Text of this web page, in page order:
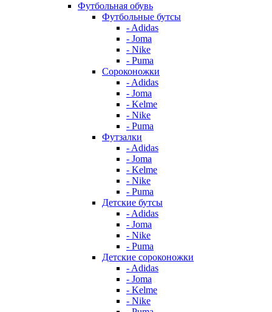
Футбольная обувь
Футбольные бутсы
- Adidas
- Joma
- Nike
- Puma
Сороконожки
- Adidas
- Joma
- Kelme
- Nike
- Puma
Футзалки
- Adidas
- Joma
- Kelme
- Nike
- Puma
Детские бутсы
- Adidas
- Joma
- Nike
- Puma
Детские сороконожки
- Adidas
- Joma
- Kelme
- Nike